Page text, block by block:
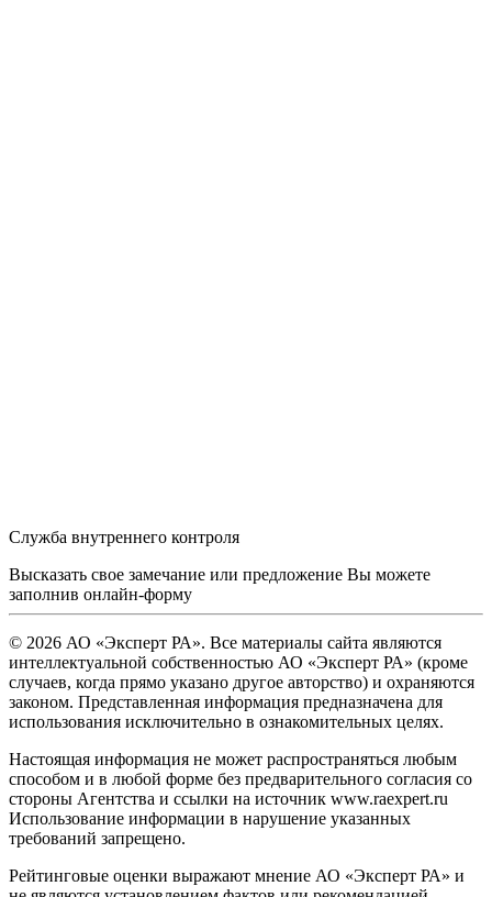
Служба внутреннего контроля
Высказать свое замечание или предложение Вы можете
заполнив онлайн-форму
© 2026 АО «Эксперт РА». Все материалы сайта являются
интеллектуальной собственностью АО «Эксперт РА» (кроме
случаев, когда прямо указано другое авторство) и охраняются
законом. Представленная информация предназначена для
использования исключительно в ознакомительных целях.
Настоящая информация не может распространяться любым
способом и в любой форме без предварительного согласия со
стороны Агентства и ссылки на источник www.raexpert.ru
Использование информации в нарушение указанных
требований запрещено.
Рейтинговые оценки выражают мнение АО «Эксперт РА» и